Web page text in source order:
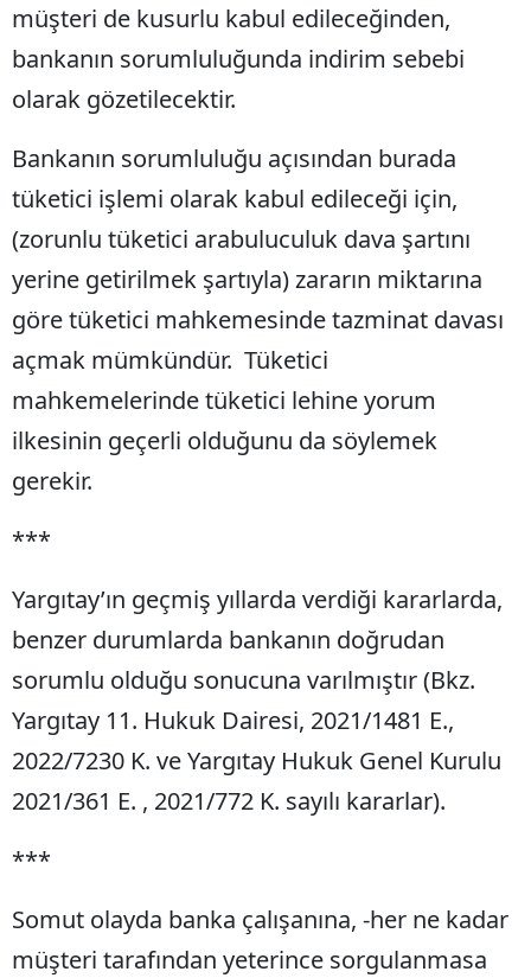
müşteri de kusurlu kabul edileceğinden,
bankanın sorumluluğunda indirim sebebi
olarak gözetilecektir.
Bankanın sorumluluğu açısından burada
tüketici işlemi olarak kabul edileceği için,
(zorunlu tüketici arabuluculuk dava şartını
yerine getirilmek şartıyla) zararın miktarına
göre tüketici mahkemesinde tazminat davası
açmak mümkündür. Tüketici
mahkemelerinde tüketici lehine yorum
ilkesinin geçerli olduğunu da söylemek
gerekir.
***
Yargıtay’ın geçmiş yıllarda verdiği kararlarda,
benzer durumlarda bankanın doğrudan
sorumlu olduğu sonucuna varılmıştır (Bkz.
Yargıtay 11. Hukuk Dairesi, 2021/1481 E.,
2022/7230 K. ve Yargıtay Hukuk Genel Kurulu
2021/361 E. , 2021/772 K. sayılı kararlar).
***
Somut olayda banka çalışanına, -her ne kadar
müşteri tarafından yeterince sorgulanmasa